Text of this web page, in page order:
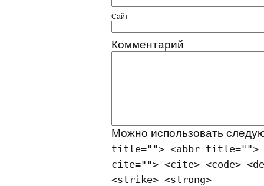
Сайт
Комментарий
Можно использовать
title=""> <abbr title="">
cite=""> <cite> <code>
<strike> <strong>